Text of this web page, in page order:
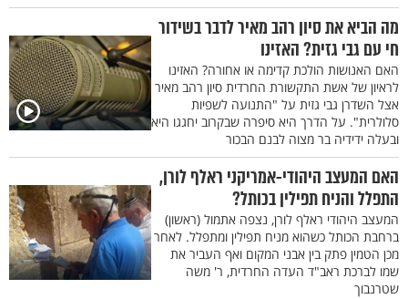
מה הביא את סיון רהב מאיר לדבר בשידור
חי עם גבי גזית? האזינו
האם האנושות הולכת קדימה או אחורה? האזינו
לראיון של אשת התקשורת החרדית סיון רהב מאיר
אצל השדרן גבי גזית על "התנועה לשפיות
סלולרית". על הדרך היא סיפרה שבקרוב יחגגו היא
ובעלה ידידיה בר מצוה לבנם הבכור
האם המעצב היהודי-אמריקני ראלף לורן,
התפלל והניח תפילין בכותל?
המעצב היהודי ראלף לורן, נצפה אתמול (ראשון)
ברחבת הכותל כשהוא מניח תפילין ומתפלל. לאחר
מכן הטמין פתק בין אבני המקום ואף העביר את
שמו לברכת ראב"ד העדה החרדית, ר' משה
שטרנבוך